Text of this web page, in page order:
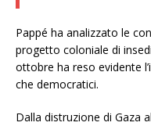
Pappé ha analizzato le
progetto coloniale di
ottobre ha reso evidente
che democratici.
Dalla distruzione di Gaza